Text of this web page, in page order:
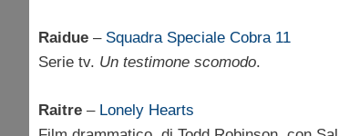
Raidue – Squadra Speciale Cobra 11
Serie tv. Un testimone scomodo.
Raitre – Lonely Hearts